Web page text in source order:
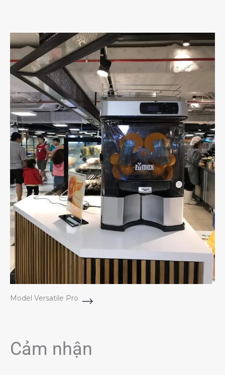
Model Versatile Pro
Cảm nhận